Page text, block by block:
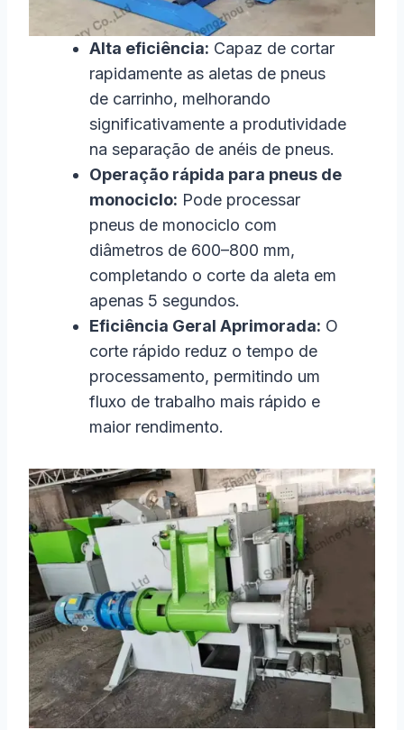
Alta eficiência: Capaz de cortar
rapidamente as aletas de pneus
de carrinho, melhorando
significativamente a produtividade
na separação de anéis de pneus.
Operação rápida para pneus de
monociclo: Pode processar
pneus de monociclo com
diâmetros de 600–800 mm,
completando o corte da aleta em
apenas 5 segundos.
Eficiência Geral Aprimorada: O
corte rápido reduz o tempo de
processamento, permitindo um
fluxo de trabalho mais rápido e
maior rendimento.